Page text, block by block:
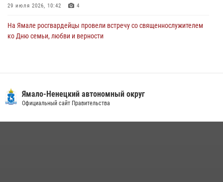
29 июля 2026, 10:42 4
На Ямале росгвардейцы провели встречу со священнослужителем
ко Дню семьи, любви и верности
«Каникулы с Росгвардией» продолжаются на Ямале
Ямало-Ненецкий автономный округ
Официальный сайт Правительства